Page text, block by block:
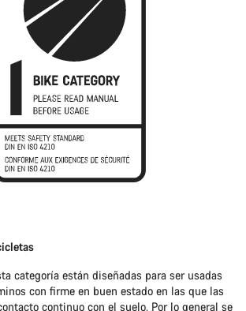
categoría están diseñadas para ser usadas
con firme en buen estado en las que las
continuo con el suelo. Por lo general se